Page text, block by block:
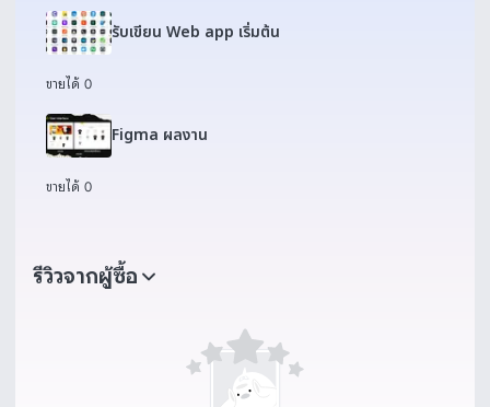
รับเขียน Web app เริ่มต้น
ขายได้ 0
Figma ผลงาน
ขายได้ 0
รีวิวจากผู้ซื้อ